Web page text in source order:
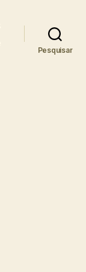
Pesquisar